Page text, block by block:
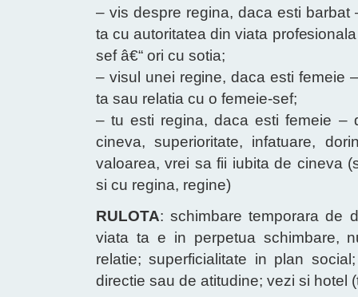
– vis despre regina, daca esti barbat
ta cu autoritatea din viata
sef â€“ ori cu sotia;
– visul unei regine, daca esti femeie
ta sau relatia cu o femeie-sef;
– tu esti regina, daca esti femeie –
cineva, superioritate, infatuare,
valoarea, vrei sa fii iubita de cineva
si cu regina, regine)
RULOTA: schimbare temporara de
viata ta e in perpetua schimbare,
relatie; superficialitate in plan
directie sau de atitudine; vezi si hotel